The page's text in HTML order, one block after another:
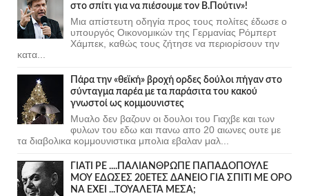
στο σπίτι για να πιέσουμε τον Β.Πούτιν»!
Μια απίστευτη οδηγία προς τους πολίτες έδωσε ο
υπουργός Οικονομικών της Γερμανίας Ρόμπερτ
Χάμπεκ, καθώς τους ζήτησε να περιορίσουν την
κατα...
Πάρα την «θεϊκή» βροχή ορδες δούλοι πήγαν στο
σύνταγμα παρέα με τα παράσιτα του κακού
γνωστοί ως κομμουνιστες
Μυαλο δεν βαζουν οι δουλοι του Γιαχβε και των
φυλων του εδω και πανω απο 20 αιωνες ουτε με
τα διαβολικα κομμουνιστικα μπολια εβαλαν μαλ...
ΓΙΑΤΙ ΡΕ ....ΠΑΛΙΑΝΘΡΩΠΕ ΠΑΠΑΔΟΠΟΥΛΕ
ΜΟΥ ΕΔΩΣΕΣ 20ΕΤΕΣ ΔΑΝΕΙΟ ΓΙΑ ΣΠΙΤΙ ΜΕ ΟΡΟ
ΝΑ ΕΧΕΙ ...ΤΟΥΑΛΕΤΑ ΜΕΣΑ;